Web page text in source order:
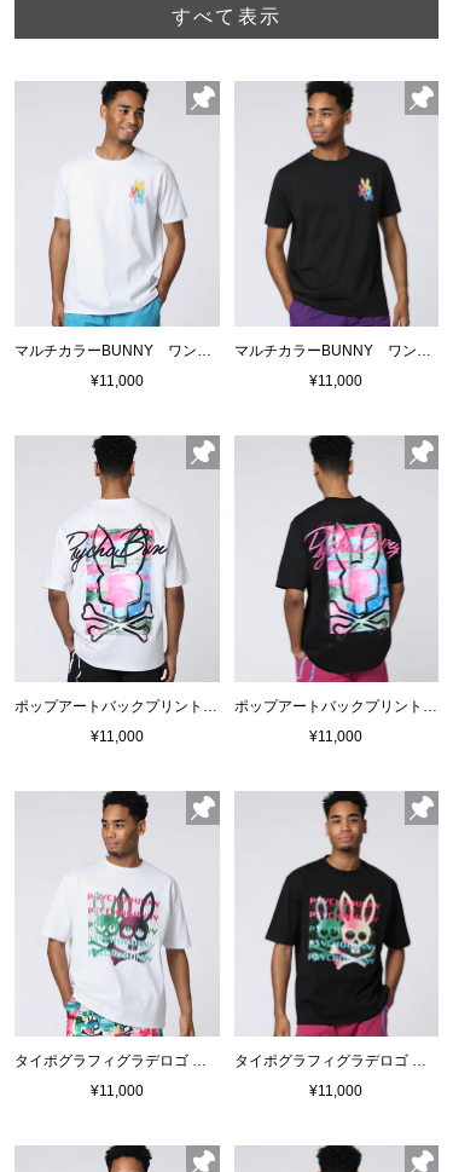
すべて表示
マルチカラーBUNNY ワンポイントTシャツ
¥11,000
マルチカラーBUNNY ワンポイントTシャツ
¥11,000
¥11,000
¥11,000
タイポグラフィグラデロゴ プリントTシャツ
¥11,000
タイポグラフィグラデロゴ プリントTシャツ
¥11,000